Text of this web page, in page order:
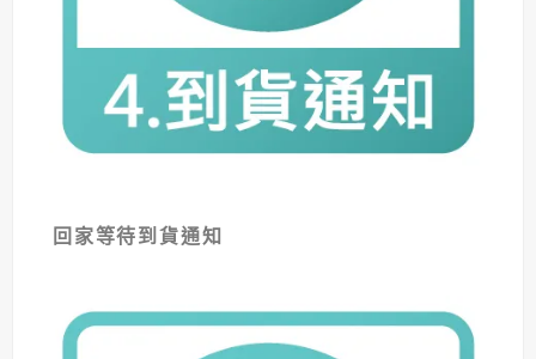
回家等待到貨通知